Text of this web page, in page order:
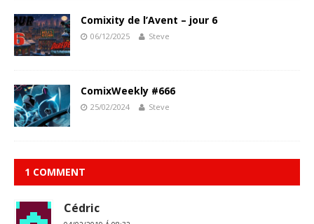
Comixity de l’Avent – jour 6
06/12/2025 Steve
ComixWeekly #666
25/02/2024 Steve
1 COMMENT
Cédric